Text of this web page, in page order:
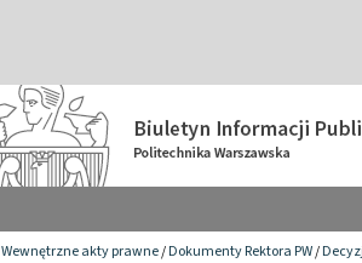
Wewnętrzne akty prawne/Dokumenty Rektora PW/